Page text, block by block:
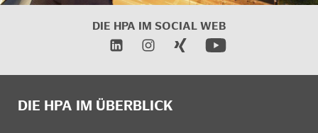
DIE HPA IM SOCIAL WEB
DIE HPA IM ÜBERBLICK